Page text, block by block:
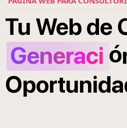
Tu Web de
Generaci ó